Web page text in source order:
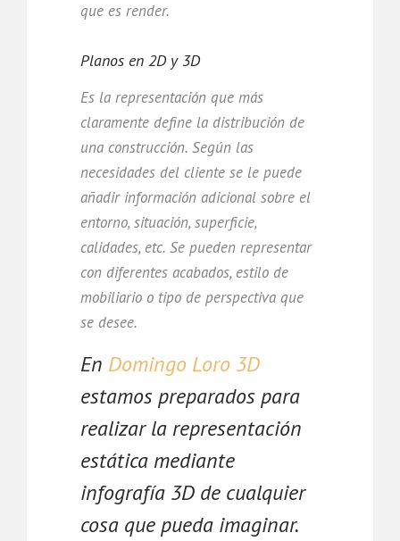
que es render.
Planos en 2D y 3D
Es la representación que más
claramente define la distribución de
una construcción. Según las
necesidades del cliente se le puede
añadir información adicional sobre el
entorno, situación, superficie,
calidades, etc. Se pueden representar
con diferentes acabados, estilo de
mobiliario o tipo de perspectiva que
se desee.
En Domingo Loro 3D
estamos preparados para
realizar la representación
estática mediante
infografía 3D de cualquier
cosa que pueda imaginar.